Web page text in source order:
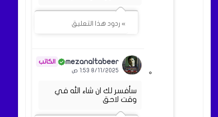
» ردود هذا التعليق
mezanaltabeer
8/11/2025 1:53 ص
سأفسر لك ان شاء الله في
وقت لاحق